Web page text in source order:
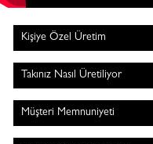
Kişiye Özel Üretim
Takınız Nasıl Üretiliyor
Müşteri Memnuniyeti